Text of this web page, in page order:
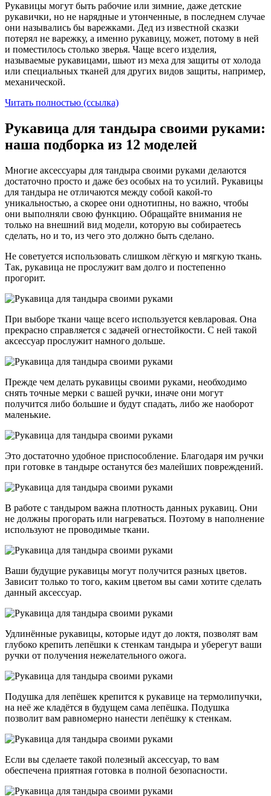
Рукавицы могут быть рабочие или зимние, даже детские
рукавички, но не нарядные и утонченные, в последнем случае
они назывались бы варежками. Дед из известной сказки
потерял не варежку, а именно рукавицу, может, потому в ней
и поместилось столько зверья. Чаще всего изделия,
называемые рукавицами, шьют из меха для защиты от холода
или специальных тканей для других видов защиты, например,
механической.
Читать полностью (ссылка)
Рукавица для тандыра своими руками:
наша подборка из 12 моделей
Многие аксессуары для тандыра своими руками делаются
достаточно просто и даже без особых на то усилий. Рукавицы
для тандыра не отличаются между собой какой-то
уникальностью, а скорее они однотипны, но важно, чтобы
они выполняли свою функцию. Обращайте внимания не
только на внешний вид модели, которую вы собираетесь
сделать, но и то, из чего это должно быть сделано.
Не советуется использовать слишком лёгкую и мягкую ткань.
Так, рукавица не прослужит вам долго и постепенно
прогорит.
При выборе ткани чаще всего используется кевларовая. Она
прекрасно справляется с задачей огнестойкости. С ней такой
аксессуар прослужит намного дольше.
Прежде чем делать рукавицы своими руками, необходимо
снять точные мерки с вашей ручки, иначе они могут
получится либо большие и будут спадать, либо же наоборот
маленькие.
Это достаточно удобное приспособление. Благодаря им ручки
при готовке в тандыре останутся без малейших повреждений.
В работе с тандыром важна плотность данных рукавиц. Они
не должны прогорать или нагреваться. Поэтому в наполнение
используют не проводимые ткани.
Ваши будущие рукавицы могут получится разных цветов.
Зависит только то того, каким цветом вы сами хотите сделать
данный аксессуар.
Удлинённые рукавицы, которые идут до локтя, позволят вам
глубоко крепить лепёшки к стенкам тандыра и уберегут ваши
ручки от получения нежелательного ожога.
Подушка для лепёшек крепится к рукавице на термолипучки,
на неё же кладётся в будущем сама лепёшка. Подушка
позволит вам равномерно нанести лепёшку к стенкам.
Если вы сделаете такой полезный аксессуар, то вам
обеспечена приятная готовка в полной безопасности.